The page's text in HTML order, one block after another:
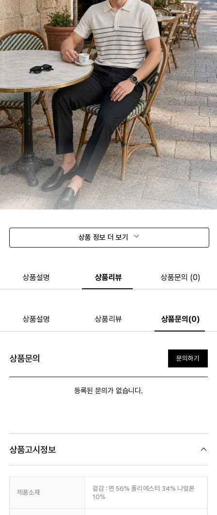
상품 정보 더 보기
상품설명 상품리뷰 상품문의 (0)
상품설명 상품리뷰 상품문의(0)
상품문의 문의하기
등록된 문의가 없습니다.
상품고시정보
제품소재
겉감 : 면 56% 폴리에스터 34% 나일론
10%